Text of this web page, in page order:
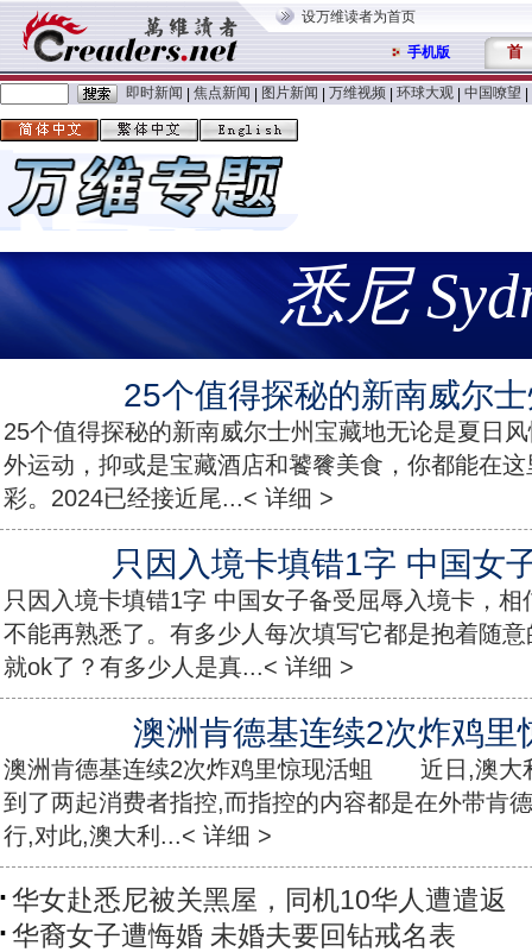
设万维读者为首页
手机版 首
即时新闻 焦点新闻 图片新闻 万维视频 环球大观 中国嘹望
悉尼
25个值得探秘的新南威尔
25个值得探秘的新南威尔士州宝藏地无论是夏日
外运动，抑或是宝藏酒店和饕餮美食，你都能在
彩。2024已经接近尾...< 详细 >
只因入境卡填错1字 中国女
只因入境卡填错1字 中国女子备受屈辱入境卡，
不能再熟悉了。有多少人每次填写它都是抱着随
就ok了？有多少人是真...< 详细 >
澳洲肯德基连续2次炸鸡里
澳洲肯德基连续2次炸鸡里惊现活蛆 近日,澳大
到了两起消费者指控,而指控的内容都是在外带肯
行,对此,澳大利...< 详细 >
华女赴悉尼被关黑屋，同机10华人遭遣返
华裔女子遭悔婚 未婚夫要回钻戒名表